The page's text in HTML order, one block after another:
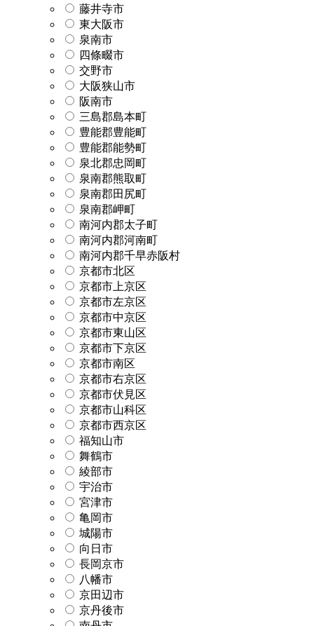
藤井寺市
東大阪市
泉南市
四條畷市
交野市
大阪狭山市
阪南市
三島郡島本町
豊能郡豊能町
豊能郡能勢町
泉北郡忠岡町
泉南郡熊取町
泉南郡田尻町
泉南郡岬町
南河内郡太子町
南河内郡河南町
南河内郡千早赤阪村
京都市北区
京都市上京区
京都市左京区
京都市中京区
京都市東山区
京都市下京区
京都市南区
京都市右京区
京都市伏見区
京都市山科区
京都市西京区
福知山市
舞鶴市
綾部市
宇治市
宮津市
亀岡市
城陽市
向日市
長岡京市
八幡市
京田辺市
京丹後市